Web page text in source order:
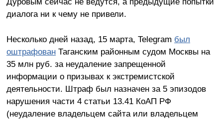
диалога ни к чему не привели.
Несколько дней назад, 15 марта, Telegram был
оштрафованТаганским районным судом Москвы на
35 млн руб. за неудаление запрещенной
информации о призывах к экстремистской
деятельности. Штраф был назначен за 5 эпизодов
нарушения части 4 статьи 13.41 КоАП РФ
(неудаление владельцем сайта или владельцем